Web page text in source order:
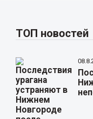
ТОП новостей